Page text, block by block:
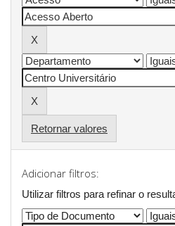
Retornar valores
Adicionar filtros:
Utilizar filtros para refinar o